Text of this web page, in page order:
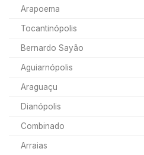
Arapoema
Tocantinópolis
Bernardo Sayão
Aguiarnópolis
Araguaçu
Dianópolis
Combinado
Arraias